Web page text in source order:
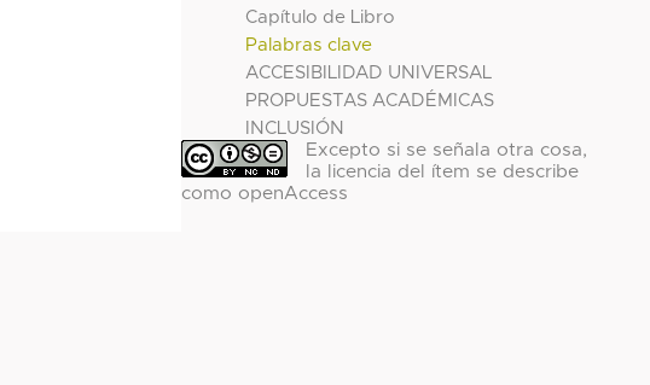
Capítulo de Libro
Palabras clave
ACCESIBILIDAD UNIVERSAL
PROPUESTAS ACADÉMICAS
INCLUSIÓN
Excepto si se señala otra cosa,
la licencia del ítem se describe
como openAccess